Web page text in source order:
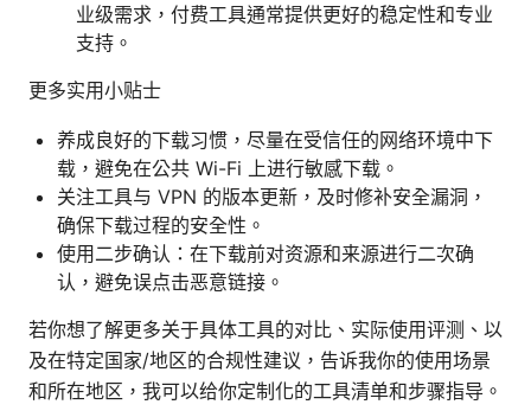
业级需求，付费工具通常提供更好的稳定性和专业
支持。
更多实用小贴士
养成良好的下载习惯，尽量在受信任的网络环境中下
载，避免在公共 Wi-Fi 上进行敏感下载。
关注工具与 VPN 的版本更新，及时修补安全漏洞，
确保下载过程的安全性。
使用二步确认：在下载前对资源和来源进行二次确
认，避免误点击恶意链接。
若你想了解更多关于具体工具的对比、实际使用评测、以
及在特定国家/地区的合规性建议，告诉我你的使用场景
和所在地区，我可以给你定制化的工具清单和步骤指导。